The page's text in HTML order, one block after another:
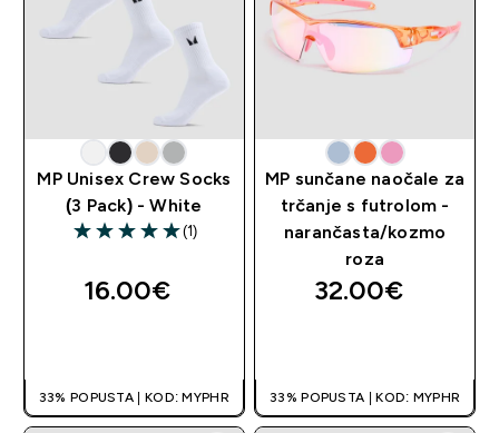
MP Unisex Crew Socks
(3 Pack) - White
5 out of 5 stars
(1)
16.00€‎
33% POPUSTA | KOD: MYPHR
MP sunčane naočale za
trčanje s futrolom -
narančasta/kozmo
roza
32.00€‎
33% POPUSTA | KOD: MYPHR